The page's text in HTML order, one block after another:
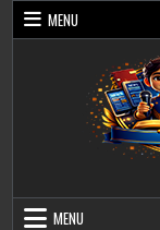
Skip
MENU
MENU